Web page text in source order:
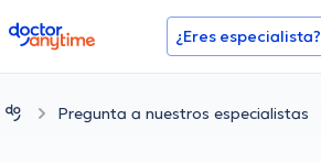
doctoranytime ¿Eres especialista?
Pregunta a nuestros especialistas